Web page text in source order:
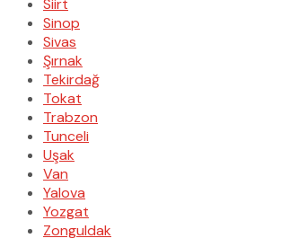
Siirt
Sinop
Sivas
Şırnak
Tekirdağ
Tokat
Trabzon
Tunceli
Uşak
Van
Yalova
Yozgat
Zonguldak